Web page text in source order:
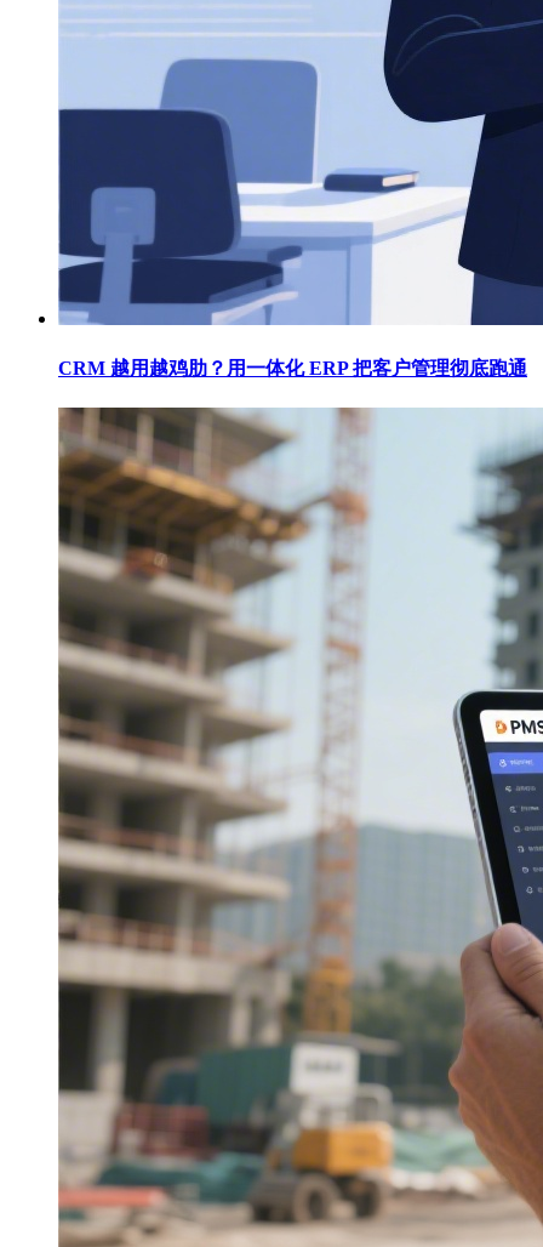
CRM 越用越鸡肋？用一体化 ERP 把客户管理彻底跑通